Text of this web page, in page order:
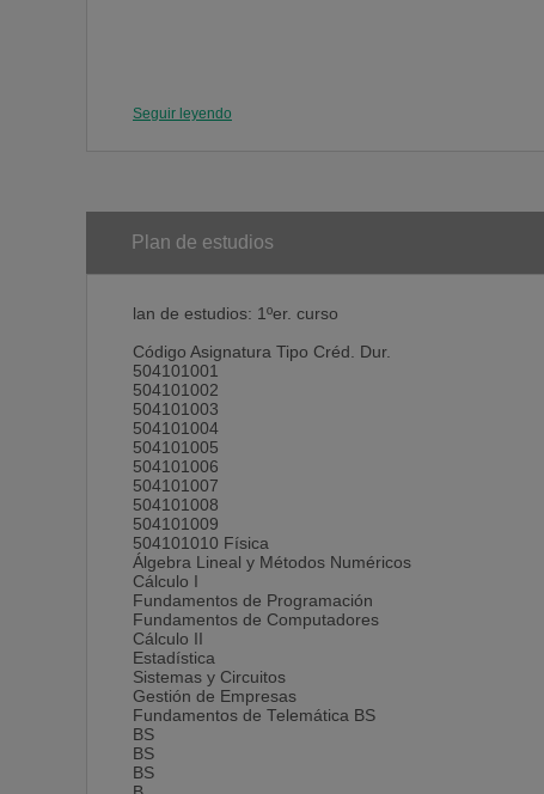
Seguir leyendo
Plan de estudios
lan de estudios: 1ºer. curso
Código Asignatura Tipo Créd. Dur.
504101001
504101002
504101003
504101004
504101005
504101006
504101007
504101008
504101009
504101010 Física
Álgebra Lineal y Métodos Numéricos
Cálculo I
Fundamentos de Programación
Fundamentos de Computadores
Cálculo II
Estadística
Sistemas y Circuitos
Gestión de Empresas
Fundamentos de Telemática BS
BS
BS
BS